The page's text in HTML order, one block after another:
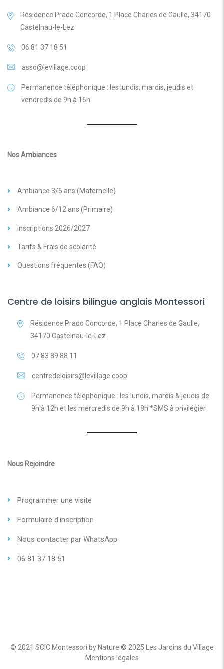
Résidence Prado Concorde, 1 Place Charles de Gaulle, 34170
Castelnau-le-Lez
06 81 37 18 51
asso@levillage.coop
Permanence téléphonique : les lundis, mardis, jeudis et
vendredis de 9h à 16h
Nos Ambiances
Ambiance 3/6 ans (Maternelle)
Ambiance 6/12 ans (Primaire)
Inscriptions 2026/2027
Tarifs & Frais de scolarité
Questions fréquentes (FAQ)
Centre de loisirs bilingue anglais Montessori
Résidence Prado Concorde, 1 Place Charles de Gaulle,
34170 Castelnau-le-Lez
07 83 89 88 11
centredeloisirs@levillage.coop
Permanence téléphonique : les lundis, mardis & jeudis de
9h à 12h et les mercredis de 9h à 18h *SMS à privilégier
Nous Rejoindre
Programmer une visite
Formulaire d'inscription
Nous contacter par WhatsApp
06 81 37 18 51
© 2021 SCIC Montessori by Nature © 2025 Les Jardins du Village
Mentions légales